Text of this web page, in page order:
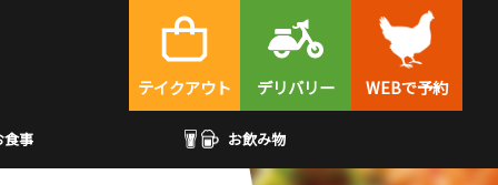
テイクアウト デリバリー WEBで予約
食事 お飲み物